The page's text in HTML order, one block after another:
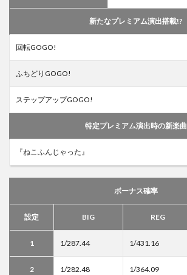
新たなプレミアム演出搭載!?
回転GOGO!
ふちどりGOGO!
ステップアップGOGO!
特定プレミアム演出時の新楽曲
『ねこふんじゃった』
ボーナス確率
設定 BIG REG
1 1/287.44 1/431.16
2 1/282.48 1/364.09